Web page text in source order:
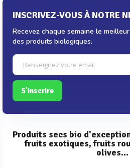
INSCRIVEZ-VOUS À NOTRE
Recevez chaque semaine le
des produits biologiques.
S'inscrire
Produits secs bio
fruits exotiques, fruits
olives...